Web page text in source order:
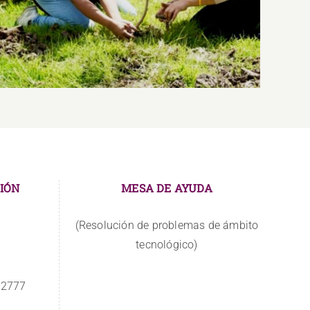
Nutricional
MESA DE AYUDA
(Resolución de problemas de ámbito
tecnológico)